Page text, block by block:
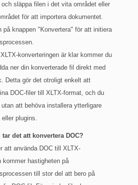
och släppa filen i det vita området eller
för att importera dokumentet.
på knappen "Konvertera" för att initiera
konverteringen är klar kommer du
ner din konverterade fil direkt med
Detta gör det otroligt enkelt att
DOC-filer till XLTX-format, och du
utan att behöva installera ytterligare
eller plugins.
det att konvertera DOC?
att använda DOC till XLTX-
kommer hastigheten på
till stor del att bero på